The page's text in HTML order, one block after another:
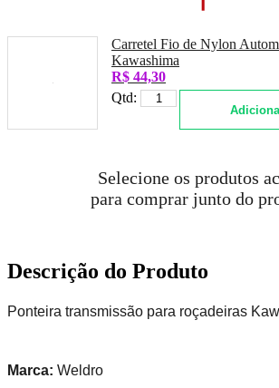
Carretel Fio de Nylon
Kawashima
R$ 44,30
Qtd:
Selecione os produtos
para comprar junto do
Descrição do Produto
Ponteira transmissão para roçadeiras
Marca: Weldro